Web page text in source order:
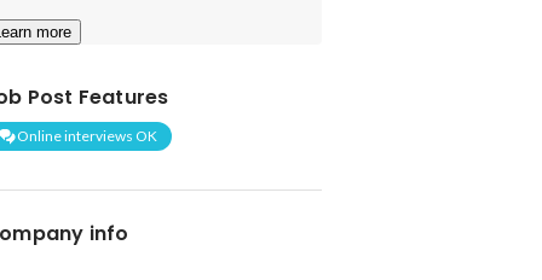
more
Post Features
Online interviews OK
info